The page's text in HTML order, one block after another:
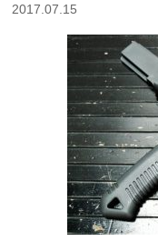
2017.07.15